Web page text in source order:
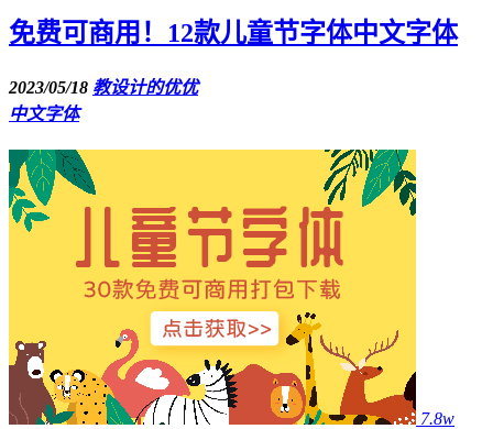
免费可商用！12款儿童节字体中文字体
2023/05/18 教设计的优优
中文字体
7.8w